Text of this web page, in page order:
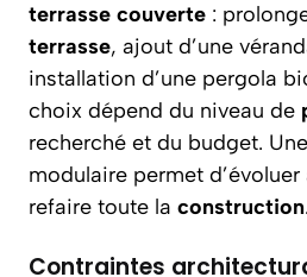
terrasse couverte :
terrasse, ajout d’une
installation d’une pergola
choix dépend du niveau de
recherché et du budget. Une
modulaire permet
refaire toute la construction.
Contraintes